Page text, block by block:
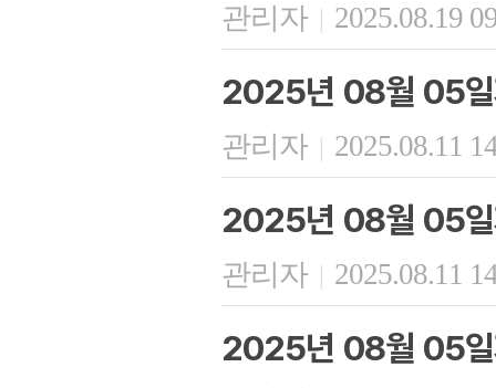
관리자 | 2025.08.19
2025년 08월 05일
관리자 | 2025.08.11
2025년 08월 05일
관리자 | 2025.08.11
2025년 08월 05일